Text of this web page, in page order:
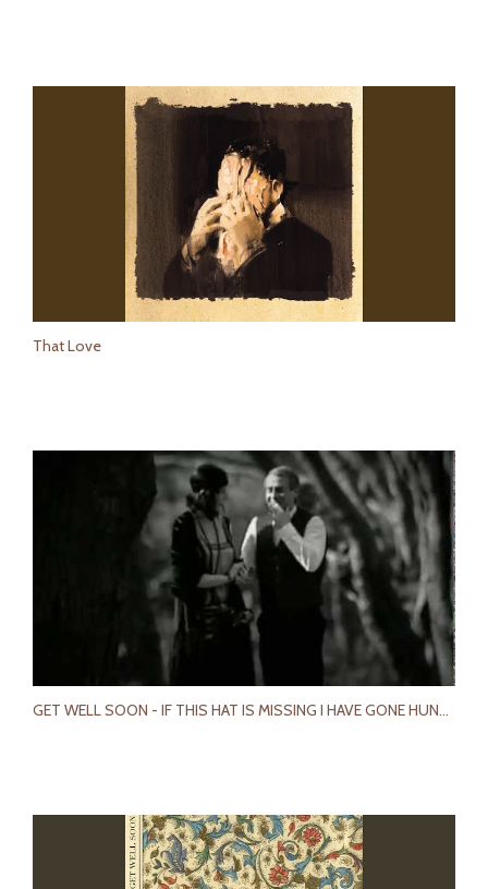
That Love
GET WELL SOON - IF THIS HAT IS MISSING I HAVE GONE HUNTING